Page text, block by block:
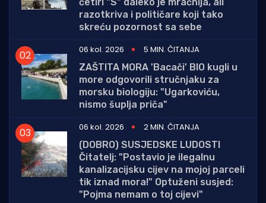
razotkriva i političare koji tako
skreću pozornost sa sebe
06 kol. 2026
5 MIN. ČITANJA
ZAŠTITA MORA 'Bacači' BIO kugli u
more odgovorili stručnjaku za
morsku biologiju: "Ugarkoviću,
nismo šuplja priča"
06 kol. 2026
2 MIN. ČITANJA
(DOBRO) SUSJEDSKE LUDOSTI
Čitatelj: "Postavio je ilegalnu
kanalizacijsku cijev na mojoj parceli
tik iznad mora!" Optuženi susjed:
"Pojma nemam o toj cijevi"